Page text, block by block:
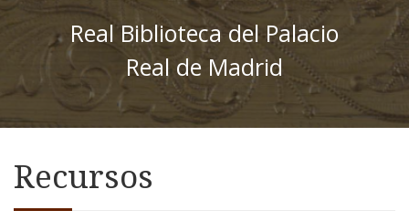
Real Biblioteca del Palacio
Real de Madrid
Recursos